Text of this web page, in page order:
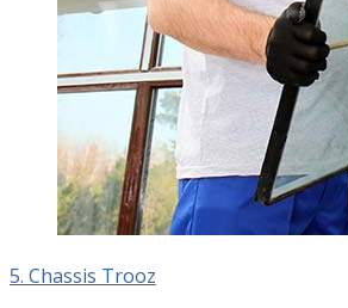
5. Chassis Trooz